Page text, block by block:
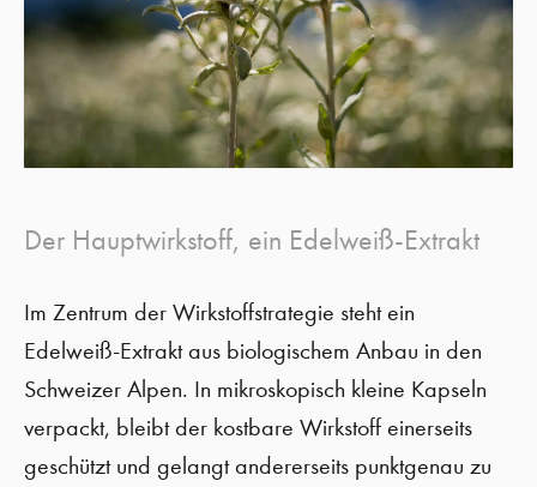
Der Hauptwirkstoff, ein Edelweiß-Extrakt
Im Zentrum der Wirkstoffstrategie steht ein
Edelweiß-Extrakt aus biologischem Anbau in den
Schweizer Alpen. In mikroskopisch kleine Kapseln
verpackt, bleibt der kostbare Wirkstoff einerseits
geschützt und gelangt andererseits punktgenau zu